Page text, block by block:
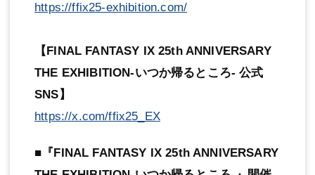
https://ffix25-exhibition.com/
【FINAL FANTASY IX 25th ANNIVERSARY
THE EXHIBITION‐いつか帰るところ‐ 公式
SNS】
https://x.com/ffix25_EX
■『FINAL FANTASY IX 25th ANNIVERSARY